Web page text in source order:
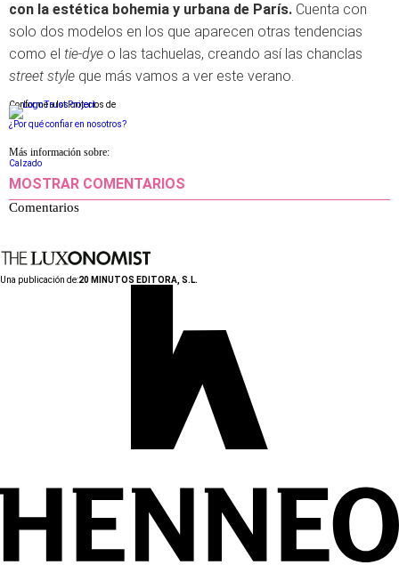
con la estética bohemia y urbana de París. Cuenta con
solo dos modelos en los que aparecen otras tendencias
como el tie-dye o las tachuelas, creando así las chanclas
street style que más vamos a ver este verano.
Conforme a los criterios de
¿Por qué confiar en nosotros?
Más información sobre:
Calzado
MOSTRAR COMENTARIOS
Comentarios
Una publicación de:20 MINUTOS EDITORA, S.L.